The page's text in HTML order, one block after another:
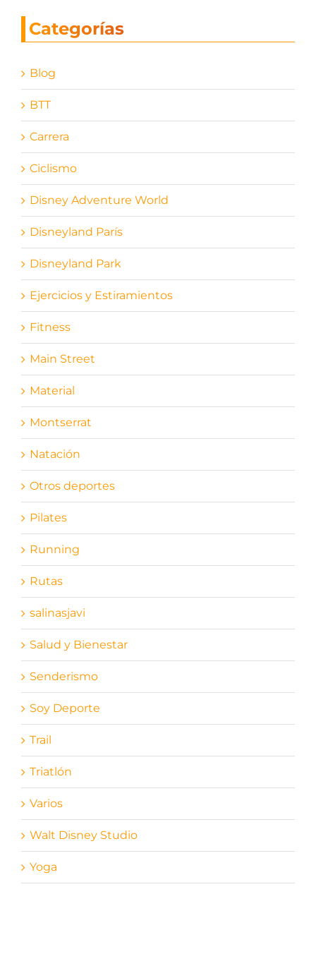
Categorías
Blog
BTT
Carrera
Ciclismo
Disney Adventure World
Disneyland París
Disneyland Park
Ejercicios y Estiramientos
Fitness
Main Street
Material
Montserrat
Natación
Otros deportes
Pilates
Running
Rutas
salinasjavi
Salud y Bienestar
Senderismo
Soy Deporte
Trail
Triatlón
Varios
Walt Disney Studio
Yoga